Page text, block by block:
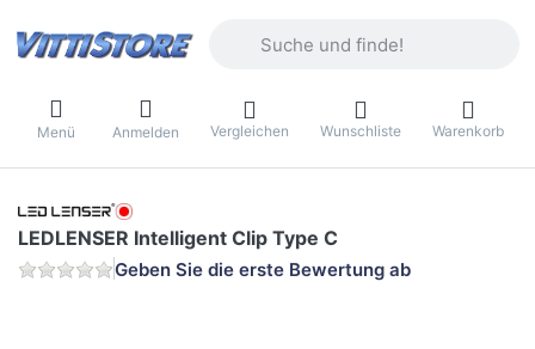
Menü Anmelden Vergleichen Wunschliste Warenkorb
LEDLENSER Intelligent Clip Type C
Geben Sie die erste Bewertung ab